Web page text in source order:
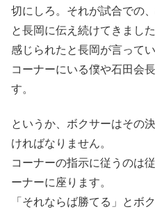
切にしろ。それが試合での
と長岡に伝え続けてきまし
感じられたと長岡が言って
コーナーにいる僕や石田会
す。
というか、ボクサーはその
ければなりません。
コーナーの指示に従うのは
ーナーに座ります。
「それならば勝てる」とボ